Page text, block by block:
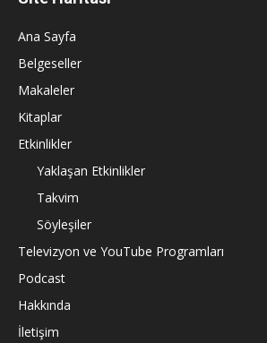
Ana Sayfa
Belgeseller
Makaleler
Kitaplar
Etkinlikler
Yaklaşan Etkinlikler
Takvim
Söyleşiler
Televizyon ve YouTube Programları
Podcast
Hakkında
İletişim